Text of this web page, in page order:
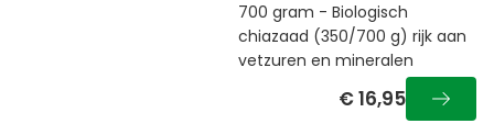
700 gram - Biologisch
chiazaad (350/700 g) rijk aan
vetzuren en mineralen
€ 16,95